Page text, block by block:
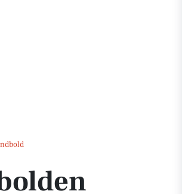
frem i Sydjylland og på Fyn